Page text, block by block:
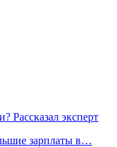
Рассказал эксперт
зарплаты в…